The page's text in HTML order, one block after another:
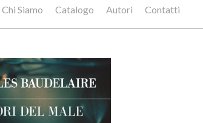
Chi Siamo Catalogo Autori Contatti